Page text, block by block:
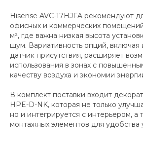
Hisense AVC-17HJFA рекомендуют
офисных и коммерческих
м², где важна низкая высота
шум. Вариативность опций, включая
датчик присутствия, расширяет
использования в зонах с
качеству воздуха и экономии
В комплект поставки входит
HPE-D-NK, которая не только
но и интегрируется с интерьером, а
монтажных элементов для удобства